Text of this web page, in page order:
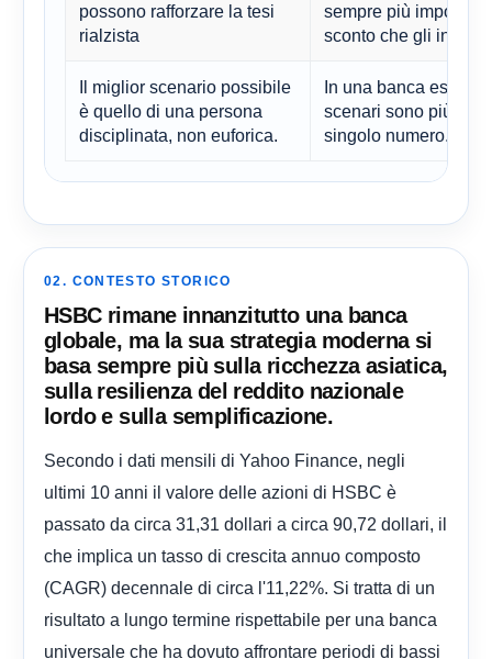
possono rafforzare la tesi
rialzista
sempre più
sconto che gli
Il miglior scenario possibile
è quello di una persona
disciplinata, non euforica.
In una banca
scenari sono più
singolo numero.
02. CONTESTO STORICO
HSBC rimane innanzitutto una banca
globale, ma la sua strategia moderna si
basa sempre più sulla ricchezza asiatica,
sulla resilienza del reddito nazionale
lordo e sulla semplificazione.
Secondo i dati mensili di Yahoo Finance, negli
ultimi 10 anni il valore delle azioni di HSBC è
passato da circa 31,31 dollari a circa 90,72 dollari, il
che implica un tasso di crescita annuo composto
(CAGR) decennale di circa l'11,22%. Si tratta di un
risultato a lungo termine rispettabile per una banca
universale che ha dovuto affrontare periodi di bassi